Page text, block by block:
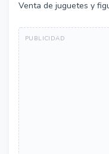
Venta de juguetes y